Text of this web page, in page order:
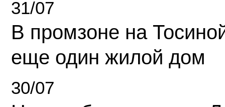
31/07
В промзоне на
еще один жилой дом
30/07